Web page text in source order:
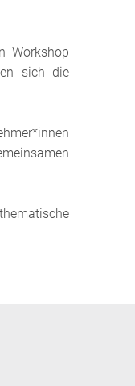
Workshop
sich die